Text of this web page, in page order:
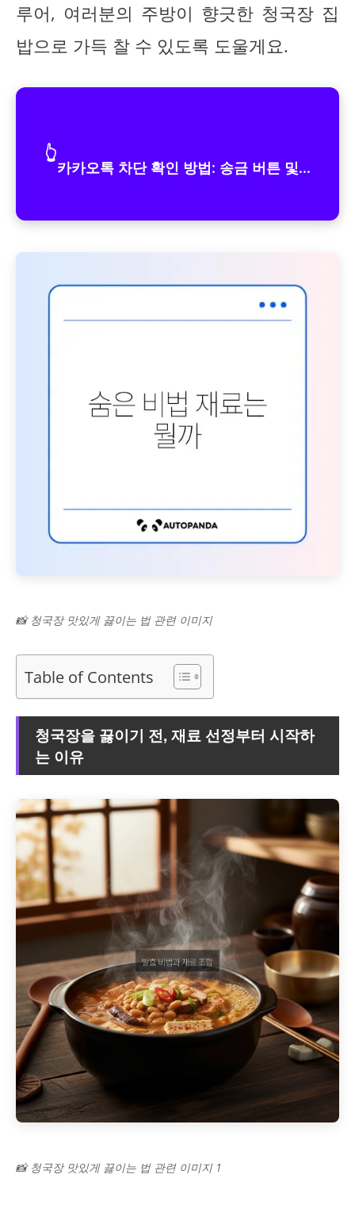
루어, 여러분의 주방이 향긋한 청국장 집
밥으로 가득 찰 수 있도록 도울게요.
👆
카카오톡 차단 확인 방법: 송금 버튼 및...
📸 청국장 맛있게 끓이는 법 관련 이미지
Table of Contents
청국장을 끓이기 전, 재료 선정부터 시작하
는 이유
📸 청국장 맛있게 끓이는 법 관련 이미지 1